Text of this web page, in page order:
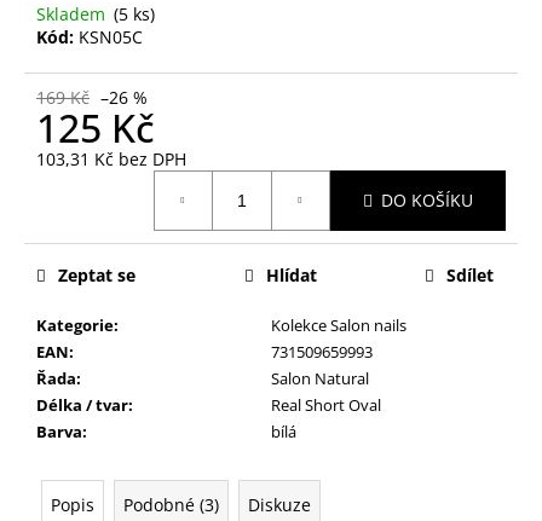
Skladem (5 ks)
Kód: KSN05C
169 Kč –26 %
125 Kč
103,31 Kč bez DPH
DO KOŠÍKU
Kategorie:
Kolekce Salon nails
EAN:
731509659993
Řada:
Salon Natural
Délka / tvar:
Real Short Oval
Barva: bílá
Zeptat se Hlídat Sdílet
Popis Podobné (3) Diskuze
D
o
p
u
e
m
e
KONTUROVACÍ
TUŽKA
OČI
VYSOUVACÍ